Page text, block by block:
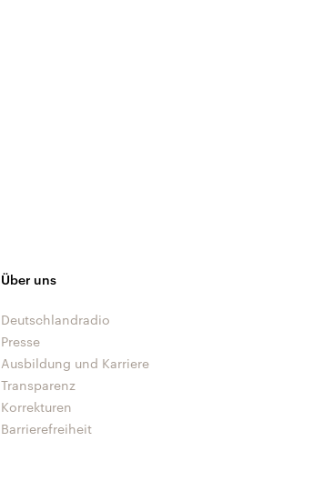
Über uns
Deutschlandradio
Presse
Ausbildung und Karriere
Transparenz
Korrekturen
Barrierefreiheit